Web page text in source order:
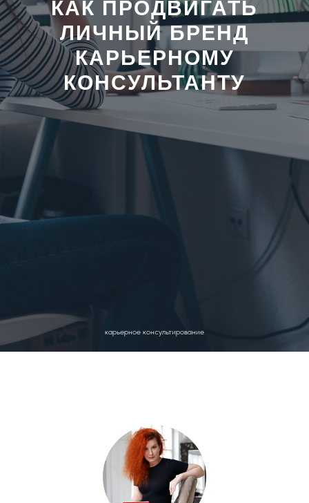
КАК ПРОДВИГАТЬ
ЛИЧНЫЙ БРЕНД
КАРЬЕРНОМУ
КОНСУЛЬТАНТУ
карьерное консультирование